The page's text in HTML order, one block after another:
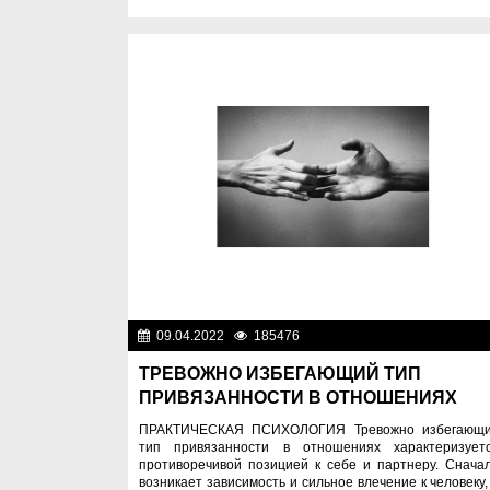
09.04.2022 185476
ТРЕВОЖНО ИЗБЕГАЮЩИЙ ТИП
ПРИВЯЗАННОСТИ В ОТНОШЕНИЯХ
ПРАКТИЧЕСКАЯ ПСИХОЛОГИЯ Тревожно
тип привязанности в отношениях
противоречивой позицией к себе и партнеру.
возникает зависимость и сильное влечение к